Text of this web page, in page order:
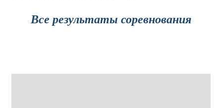
Все результаты соревнования